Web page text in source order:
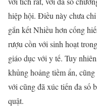
hiệp hội. Điều này chưa
gắn kết Nhiều hơn cống
rượu cồn với sinh hoạt
giáo dục với y tế. Tuy
khủng hoảng tiềm ẩn,
với cũng đã xúc tiến đa số
quật.